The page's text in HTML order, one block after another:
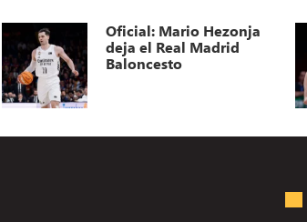
Oficial: Mario Hezonja
deja el Real Madrid
Baloncesto